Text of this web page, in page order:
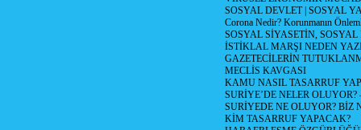
SOSYAL DEVLET | SOSYAL
Corona Nedir? Korunmanın
SOSYAL SİYASETİN,
İSTİKLAL MARŞI NEDEN
GAZETECİLERİN
MECLİS KAVGASI
KAMU NASIL TASARRUF
SURİYE’DE NELER OLUYOR?
SURİYEDE NE OLUYOR? BİZ
KİM TASARRUF YAPACAK?